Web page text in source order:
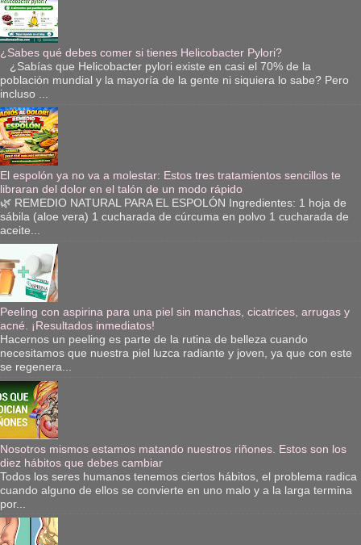
¿Sabes qué debes comer si tienes Helicobacter Pylori?
¿Sabías que Helicobacter pylori existe en casi el 70% de la
población mundial y la mayoría de la gente ni siquiera lo sabe? Pero
incluso ...
El espolón ya no va a molestar: Estos tres tratamientos sencillos te
libraran del dolor en el talón de un modo rápido
🌿 REMEDIO NATURAL PARA EL ESPOLÓN Ingredientes: 1 hoja de
sábila (aloe vera) 1 cucharada de cúrcuma en polvo 1 cucharada de
aceite...
Peeling con aspirina para una piel sin manchas, cicatrices, arrugas y
acné. ¡Resultados inmediatos!
Hacernos un peeling es parte de la rutina de belleza cuando
necesitamos que nuestra piel luzca radiante y joven, ya que con este
se regenera...
Nosotros mismos estamos matando nuestros riñones. Estos son los
diez hábitos que debes cambiar
Todos los seres humanos tenemos ciertos hábitos, el problema radica
cuando alguno de ellos se convierte en uno malo y a la larga termina
por...